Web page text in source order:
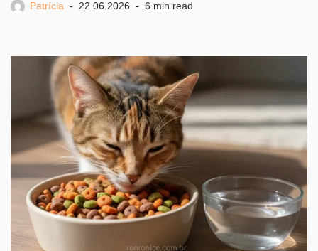
Patrícia 22.06.2026 6 min read